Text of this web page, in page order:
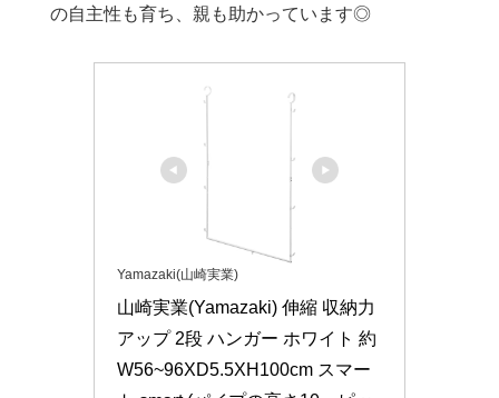
の自主性も育ち、親も助かっています◎
Yamazaki(山崎実業)
山崎実業(Yamazaki) 伸縮 収納力
アップ 2段 ハンガー ホワイト 約
W56~96XD5.5XH100cm スマー